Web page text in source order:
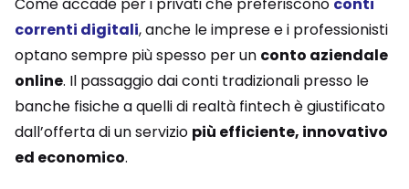
correnti digitali, anche le imprese e i professionisti
optano sempre più spesso per un conto aziendale
online. Il passaggio dai conti tradizionali presso le
banche fisiche a quelli di realtà fintech è giustificato
dall’offerta di un servizio più efficiente, innovativo
ed economico.